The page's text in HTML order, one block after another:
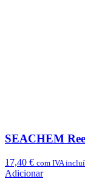
SEACHEM
17,40 € com IVA
Adicionar